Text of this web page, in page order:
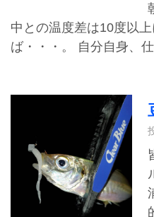
中との温度差は10度以
ば・・・。 自分自身、